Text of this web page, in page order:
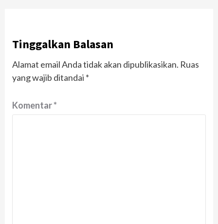
Tinggalkan Balasan
Alamat email Anda tidak akan dipublikasikan. Ruas
yang wajib ditandai *
Komentar*